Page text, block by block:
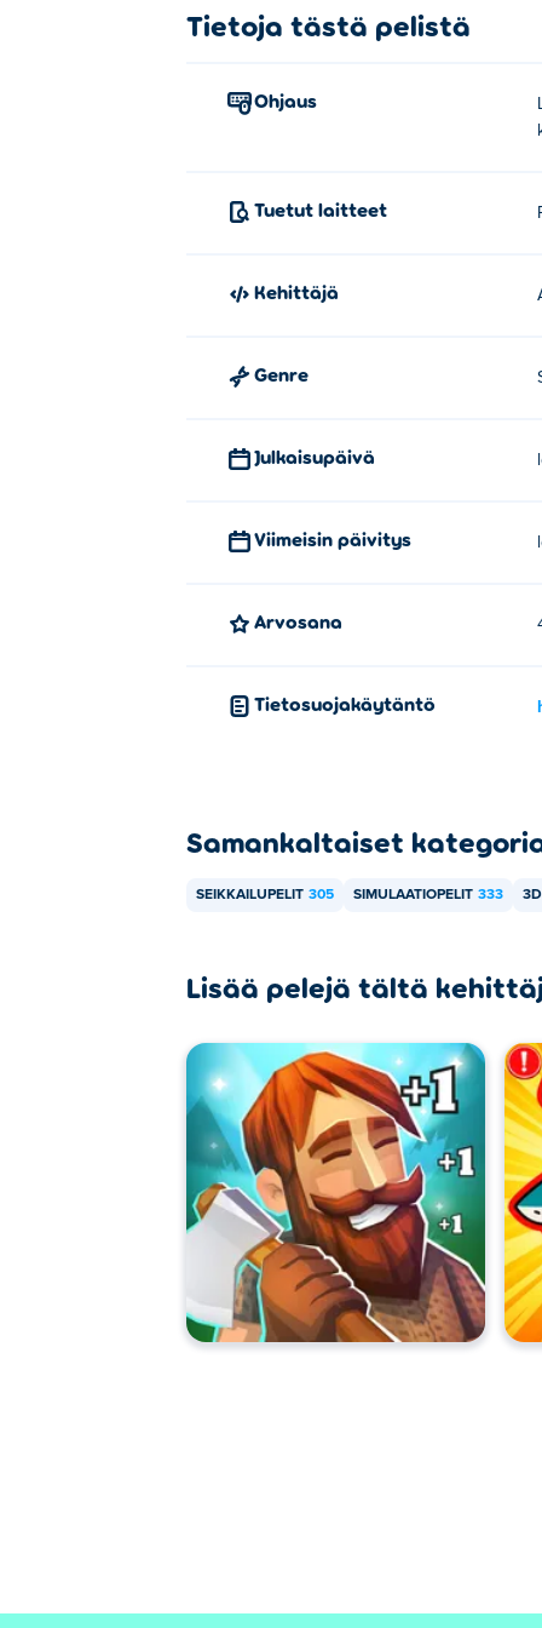
Kuka loi Village Craftin?
Kuinka voin pelata Village Craftia
Village Craftia voi pelata tietokoneella
Tietoja tästä pelistä
Ohjaus
Tuetut laitteet
Kehittäjä
Genre
Julkaisupäivä
Viimeisin päivitys
Arvosana
Tietosuojakäytäntö
Samankaltaiset
SEIKKAILUPELIT 305 SIMULAATIOPELIT 333
Lisää pelejä tältä